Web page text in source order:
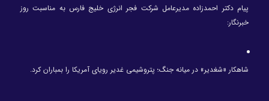
پیام دکتر احمدزاده مدیرعامل شرکت فجر انرژی خلیج فارس به مناسبت روز
خبرنگار:
شاهکار «شغدیر» در میانه جنگ؛ پتروشیمی غدیر رویای آمریکا را بمباران کرد.